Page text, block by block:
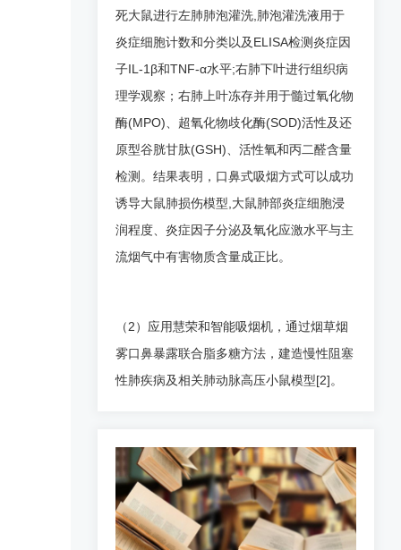
死大鼠进行左肺肺泡灌洗,肺泡灌洗液用于
炎症细胞计数和分类以及ELISA检测炎症因
子IL-1β和TNF-α水平;右肺下叶进行组织病
理学观察；右肺上叶冻存并用于髓过氧化物
酶(MPO)、超氧化物歧化酶(SOD)活性及还
原型谷胱甘肽(GSH)、活性氧和丙二醛含量
检测。结果表明，口鼻式吸烟方式可以成功
诱导大鼠肺损伤模型,大鼠肺部炎症细胞浸
润程度、炎症因子分泌及氧化应激水平与主
流烟气中有害物质含量成正比。
（2）应用慧荣和智能吸烟机，通过烟草烟
雾口鼻暴露联合脂多糖方法，建造慢性阻塞
性肺疾病及相关肺动脉高压小鼠模型[2]。